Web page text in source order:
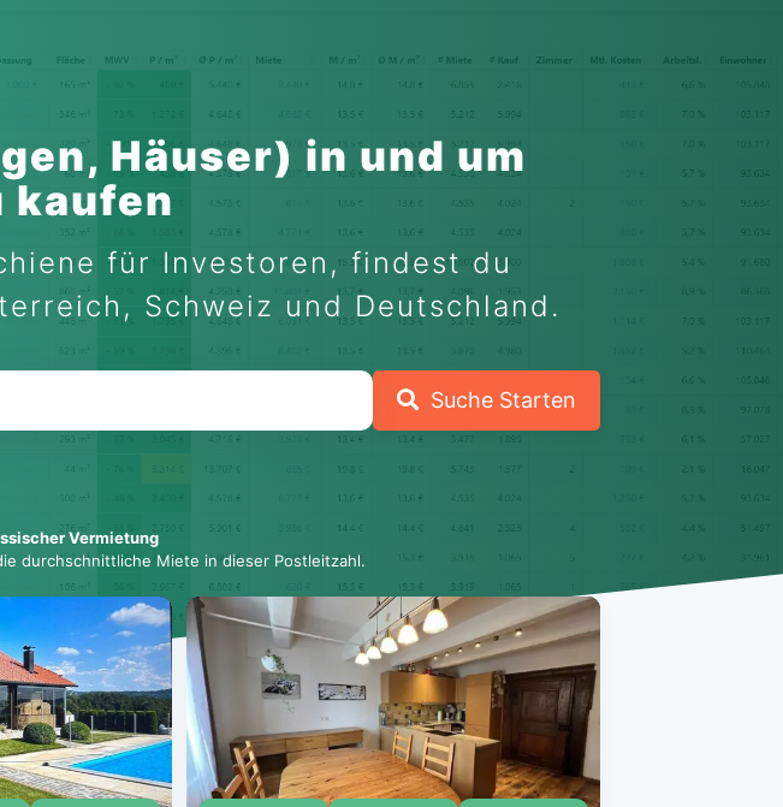
Häuser) in und um
kaufen
für Investoren, findest du
Schweiz und Deutschland.
Suche Starten
Vermietung
durchschnittliche Miete in dieser Postleitzahl.